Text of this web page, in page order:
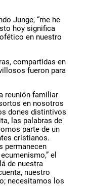
Junge, “me he
hoy significa
en nuestro
compartidas en
fueron para
reunión familiar
en nosotros
dones distintivos
las palabras de
parte de un
cristianos.
permanecen
el
de nuestra
nuestro
necesitamos los